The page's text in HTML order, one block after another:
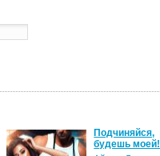
Подчиняйся,
будешь моей!